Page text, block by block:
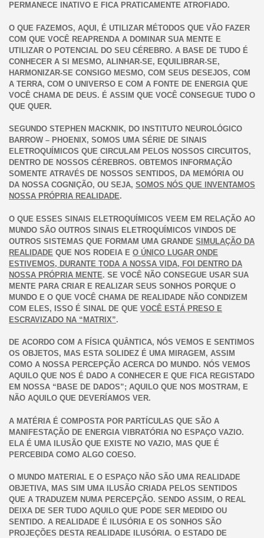
PERMANECE INATIVO E FICA PRATICAMENTE ATROFIADO.
O QUE FAZEMOS, AQUI, É UTILIZAR MÉTODOS QUE VÃO FAZER
COM QUE VOCÊ REAPRENDA A DOMINAR SUA MENTE E
UTILIZAR O POTENCIAL DO SEU CÉREBRO. A BASE DE TUDO É
CONHECER A SI MESMO, ALINHAR-SE, EQUILIBRAR-SE,
HARMONIZAR-SE CONSIGO MESMO, COM SEUS DESEJOS, COM
A TERRA, COM O UNIVERSO E COM A FONTE DE ENERGIA QUE
VOCÊ CHAMA DE DEUS. É ASSIM QUE VOCÊ CONSEGUE TUDO O
QUE QUER.
SEGUNDO STEPHEN MACKNIK, DO INSTITUTO NEUROLÓGICO
BARROW – PHOENIX, SOMOS UMA SÉRIE DE SINAIS
ELETROQUÍMICOS QUE CIRCULAM PELOS NOSSOS CIRCUITOS,
DENTRO DE NOSSOS CÉREBROS. OBTEMOS INFORMAÇÃO
SOMENTE ATRAVÉS DE NOSSOS SENTIDOS, DA MEMÓRIA OU
DA NOSSA COGNIÇÃO, OU SEJA, SOMOS NÓS QUE INVENTAMOS
NOSSA PRÓPRIA REALIDADE.
O QUE ESSES SINAIS ELETROQUÍMICOS VEEM EM RELAÇÃO AO
MUNDO SÃO OUTROS SINAIS ELETROQUÍMICOS VINDOS DE
OUTROS SISTEMAS QUE FORMAM UMA GRANDE SIMULAÇÃO DA
REALIDADE QUE NOS RODEIA E O ÚNICO LUGAR ONDE
ESTIVEMOS, DURANTE TODA A NOSSA VIDA, FOI DENTRO DA
NOSSA PRÓPRIA MENTE. SE VOCÊ NÃO CONSEGUE USAR SUA
MENTE PARA CRIAR E REALIZAR SEUS SONHOS PORQUE O
MUNDO E O QUE VOCÊ CHAMA DE REALIDADE NÃO CONDIZEM
COM ELES, ISSO É SINAL DE QUE VOCÊ ESTÁ PRESO E
ESCRAVIZADO NA “MATRIX”.
DE ACORDO COM A FÍSICA QUÂNTICA, NÓS VEMOS E SENTIMOS
OS OBJETOS, MAS ESTA SOLIDEZ É UMA MIRAGEM, ASSIM
COMO A NOSSA PERCEPÇÃO ACERCA DO MUNDO. NÓS VEMOS
AQUILO QUE NOS É DADO A CONHECER E QUE FICA REGISTADO
EM NOSSA “BASE DE DADOS”; AQUILO QUE NOS MOSTRAM, E
NÃO AQUILO QUE DEVERÍAMOS VER.
A MATÉRIA É COMPOSTA POR PARTÍCULAS QUE SÃO A
MANIFESTAÇÃO DE ENERGIA VIBRATÓRIA NO ESPAÇO VAZIO.
ELA É UMA ILUSÃO QUE EXISTE NO VAZIO, MAS QUE É
PERCEBIDA COMO ALGO COESO.
O MUNDO MATERIAL E O ESPAÇO NÃO SÃO UMA REALIDADE
OBJETIVA, MAS SIM UMA ILUSÃO CRIADA PELOS SENTIDOS
QUE A TRADUZEM NUMA PERCEPÇÃO. SENDO ASSIM, O REAL
DEIXA DE SER TUDO AQUILO QUE PODE SER MEDIDO OU
SENTIDO. A REALIDADE É ILUSÓRIA E OS SONHOS SÃO
PROJEÇÕES DESTA REALIDADE ILUSÓRIA. O ESTADO DE